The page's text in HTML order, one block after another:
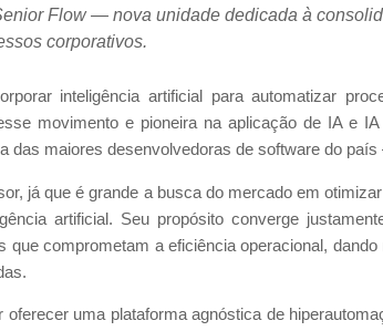
Flow — nova unidade dedicada à
corporativos.
inteligência artificial para automatizar
movimento e pioneira na aplicação de IA e
das maiores desenvolvedoras de software do
já que é grande a busca do mercado em
artificial. Seu propósito converge
que comprometam a eficiência operacional,
uma plataforma agnóstica de